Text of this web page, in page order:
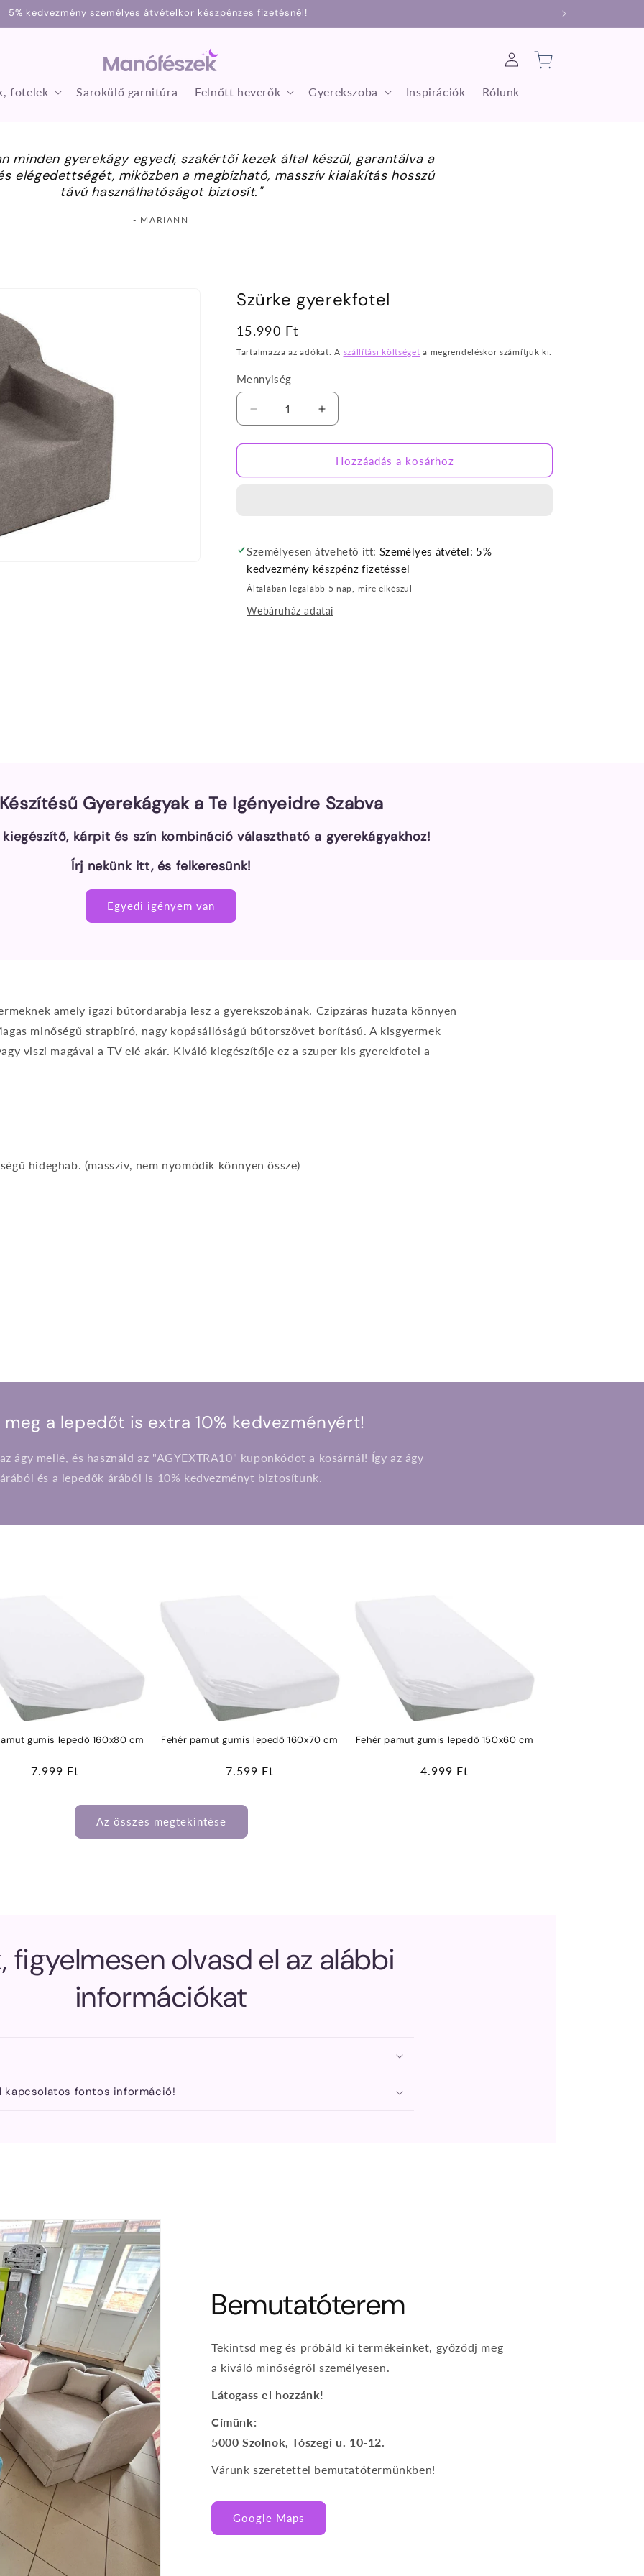
5% kedvezmény személyes átvételkor készpénzes fizetésnél!
fotelek Sarokülő garnitúra Felnőtt heverők Gyerekszoba Inspirációk Rólunk
Bejelentkezés
Kosár
minden gyerekágy egyedi, szakértői kezek által készül, garantálva a
elégedettségét, miközben a megbízható, masszív kialakítás hosszú
távú használhatóságot biztosít."
- MARIANN
Szürke gyerekfotel
Normál
ár
15.990 Ft
Tartalmazza az adókat. A szállítási költséget a megrendeléskor számítjuk ki.
Mennyiség
Szürke
gyerekfotel
mennyiségének
Szürke
gyerekfotel
mennyiségének
növelése
Hozzáadás a kosárhoz
Személyesen átvehető itt: Személyes átvétel: 5%
kedvezmény készpénz fizetéssel
Általában legalább 5 nap, mire elkészül
Webáruház adatai
Gyerekágyak a Te Igényeidre Szabva
kárpit és szín kombináció választható a gyerekágyakhoz!
Írj nekünk itt, és felkeresünk!
Egyedi igényem van
amely igazi bútordarabja lesz a gyerekszobának. Czipzáras huzata könnyen
minőségű strapbíró, nagy kopásállóságú bútorszövet borítású. A kisgyermek
viszi magával a TV elé akár. Kiváló kiegészítője ez a szuper kis gyerekfotel a
hideghab. (masszív, nem nyomódik könnyen össze)
meg a lepedőt is extra 10% kedvezményért!
ágy mellé, és használd az "AGYEXTRA10" kuponkódot a kosárnál! Így az ágy
árából és a lepedők árából is 10% kedvezményt biztosítunk.
gumis lepedő 160x80 cm
Normál
7.999 Ft
Fehér pamut gumis lepedő 160x70 cm
Normál
7.599 Ft
Fehér pamut gumis lepedő 150x60 cm
Normál
4.999 Ft
Az összes megtekintése
figyelmesen olvasd el az alábbi
információkat
kapcsolatos fontos információ!
Bemutatóterem
Tekintsd meg és próbáld ki termékeinket, győződj meg
a kiváló minőségről személyesen.
Látogass el hozzánk!
Címünk:
5000 Szolnok, Tószegi u. 10-12.
Várunk szeretettel bemutatótermünkben!
Google Maps